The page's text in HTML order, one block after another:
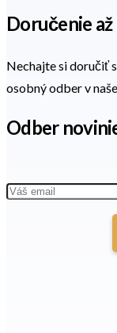
Doručenie
Nechajte si doručiť
osobný odber v
Odber